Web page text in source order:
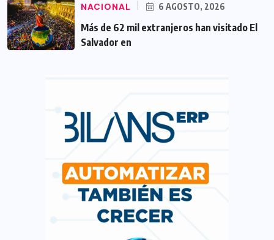
NACIONAL 6 AGOSTO, 2026
Más de 62 mil extranjeros han visitado El
Salvador en